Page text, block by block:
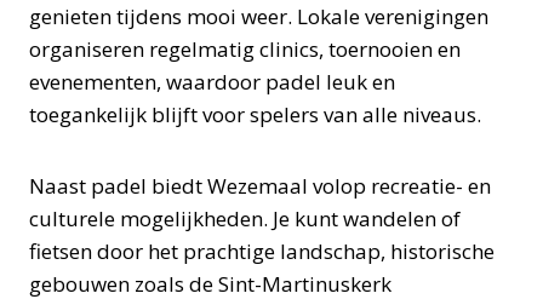
genieten tijdens mooi weer. Lokale verenigingen
organiseren regelmatig clinics, toernooien en
evenementen, waardoor padel leuk en
toegankelijk blijft voor spelers van alle niveaus.
Naast padel biedt Wezemaal volop recreatie- en
culturele mogelijkheden. Je kunt wandelen of
fietsen door het prachtige landschap, historische
gebouwen zoals de Sint-Martinuskerk